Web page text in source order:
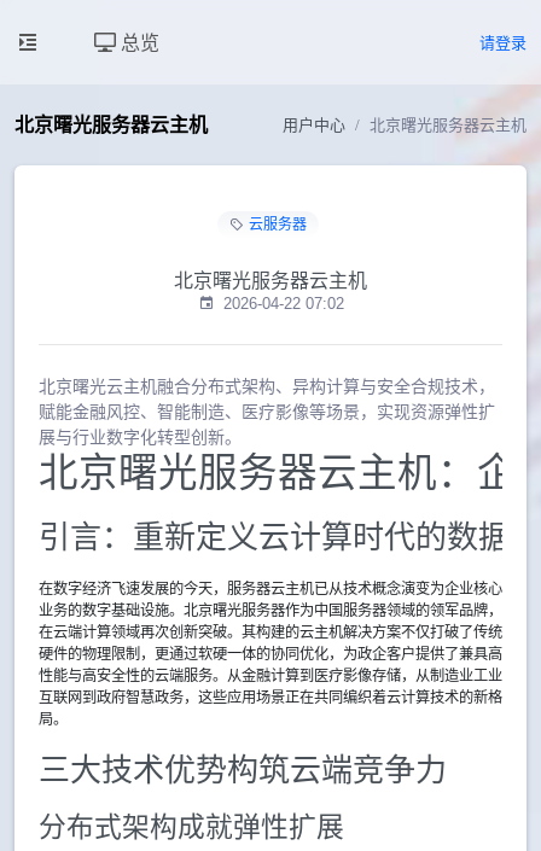
总览 请登录
北京曙光服务器云主机 用户中心 北京曙光服务器云主机
云服务器
北京曙光服务器云主机
2026-04-22 07:02
北京曙光云主机融合分布式架构、异构计算与安全合规技术，
赋能金融风控、智能制造、医疗影像等场景，实现资源弹性扩
展与行业数字化转型创新。
北京曙光服务器云主机：企
引言：重新定义云计算时代的数据
在数字经济飞速发展的今天，服务器云主机已从技术概念演变为企业核心
业务的数字基础设施。北京曙光服务器作为中国服务器领域的领军品牌，
在云端计算领域再次创新突破。其构建的云主机解决方案不仅打破了传统
硬件的物理限制，更通过软硬一体的协同优化，为政企客户提供了兼具高
性能与高安全性的云端服务。从金融计算到医疗影像存储，从制造业工业
互联网到政府智慧政务，这些应用场景正在共同编织着云计算技术的新格
局。
三大技术优势构筑云端竞争力
分布式架构成就弹性扩展